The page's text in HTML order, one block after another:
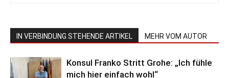
IN VERBINDUNG STEHENDE ARTIKEL MEHR VOM AUTOR
Konsul Franko Stritt Grohe: „Ich fühle
mich hier einfach wohl“